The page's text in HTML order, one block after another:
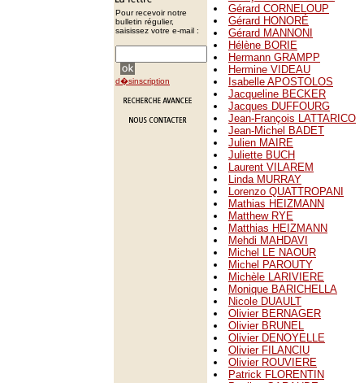
Pour recevoir notre
bulletin régulier,
saisissez votre e-mail :
d�sinscription
Gérard CORNELOUP
Gérard HONORÉ
Gérard MANNONI
Hélène BORIE
Hermann GRAMPP
Hermine VIDEAU
Isabelle APOSTOLOS
Jacqueline BECKER
Jacques DUFFOURG
Jean-François LATTARICO
Jean-Michel BADET
Julien MAIRE
Juliette BUCH
Laurent VILAREM
Linda MURRAY
Lorenzo QUATTROPANI
Mathias HEIZMANN
Matthew RYE
Matthias HEIZMANN
Mehdi MAHDAVI
Michel LE NAOUR
Michel PAROUTY
Michèle LARIVIERE
Monique BARICHELLA
Nicole DUAULT
Olivier BERNAGER
Olivier BRUNEL
Olivier DENOYELLE
Olivier FILANCIU
Olivier ROUVIERE
Patrick FLORENTIN